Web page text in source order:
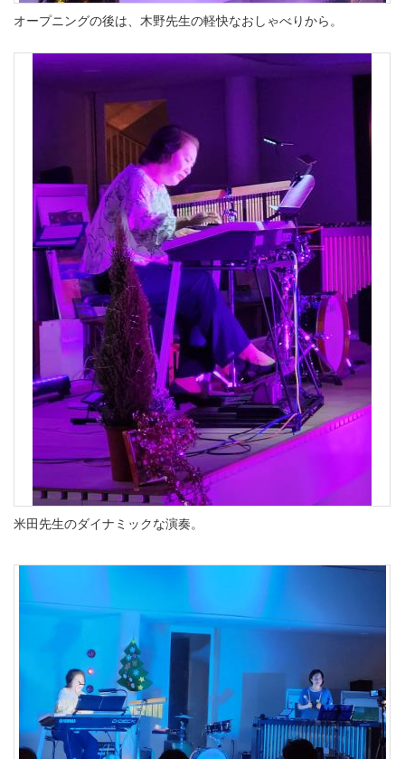
オープニングの後は、木野先生の軽快なおしゃべりから。
米田先生のダイナミックな演奏。